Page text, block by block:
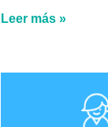
Leer más »